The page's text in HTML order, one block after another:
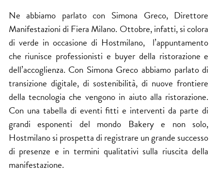
Ne abbiamo parlato con Simona Greco, Direttore
Manifestazioni di Fiera Milano. Ottobre, infatti, si colora
di verde in occasione di Hostmilano, l’appuntamento
che riunisce professionisti e buyer della ristorazione e
dell’accoglienza. Con Simona Greco abbiamo parlato di
transizione digitale, di sostenibilità, di nuove frontiere
della tecnologia che vengono in aiuto alla ristorazione.
Con una tabella di eventi fitti e interventi da parte di
grandi esponenti del mondo Bakery e non solo,
Hostmilano si prospetta di registrare un grande successo
di presenze e in termini qualitativi sulla riuscita della
manifestazione.